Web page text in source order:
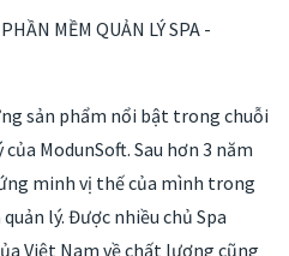
MỀM QUẢN LÝ SPA -
sản phẩm nổi bật trong chuỗi
ModunSoft. Sau hơn 3 năm
minh vị thế của mình trong
lý. Được nhiều chủ Spa
Việt Nam về chất lượng cũng